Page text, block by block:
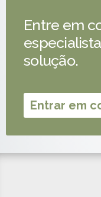
Entre em
solução.
Entrar em